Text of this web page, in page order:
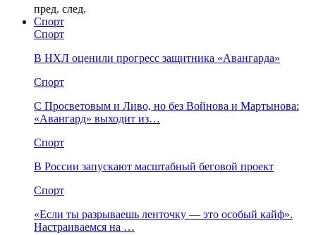
пред. след.
Спорт
Спорт
В НХЛ оценили прогресс защитника «Авангарда»
Спорт
С Просветовым и Ливо, но без Войнова и Мартынова:
«Авангард» выходит из…
Спорт
В России запускают масштабный беговой проект
Спорт
«Если ты разрываешь ленточку — это особый кайф».
Настраиваемся на …